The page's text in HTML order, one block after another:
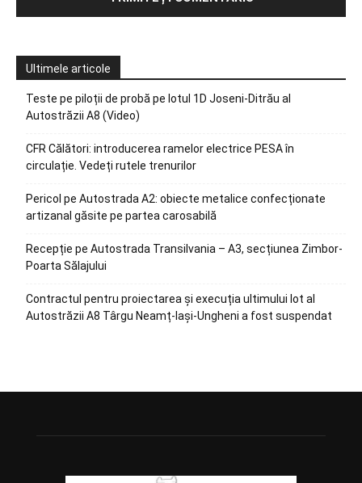
Ultimele articole
Teste pe piloții de probă pe lotul 1D Joseni-Ditrău al
Autostrăzii A8 (Video)
CFR Călători: introducerea ramelor electrice PESA în
circulație. Vedeți rutele trenurilor
Pericol pe Autostrada A2: obiecte metalice confecționate
artizanal găsite pe partea carosabilă
Recepție pe Autostrada Transilvania – A3, secțiunea Zimbor-
Poarta Sălajului
Contractul pentru proiectarea și execuția ultimului lot al
Autostrăzii A8 Târgu Neamț-Iași-Ungheni a fost suspendat